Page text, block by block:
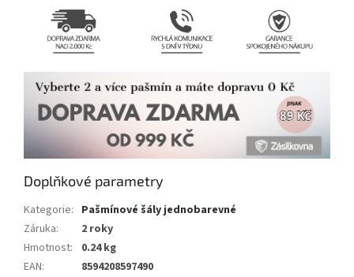
Doplňkové parametry
Kategorie: Pašmínové šály jednobarevné
Záruka:
2 roky
Hmotnost:
0.24 kg
EAN:
8594208597490